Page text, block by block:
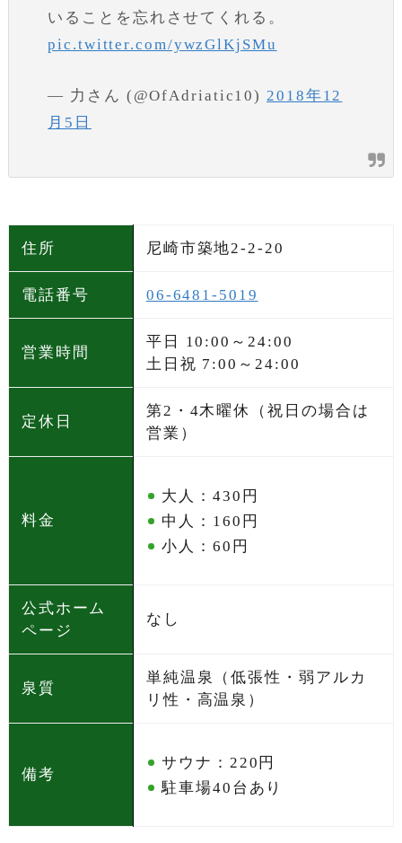
いることを忘れさせてくれる。
pic.twitter.com/ywzGlKjSMu
— 力さん (@OfAdriatic10)2018年12
月5日
住所 尼崎市築地2-2-20
電話番号 06-6481-5019
営業時間
平日 10:00～24:00
土日祝 7:00～24:00
定休日
第2・4木曜休（祝日の場合は
営業）
料金
大人：430円
中人：160円
小人：60円
公式ホーム
ページ
なし
泉質
単純温泉（低張性・弱アルカ
リ性・高温泉）
備考
サウナ：220円
駐車場40台あり